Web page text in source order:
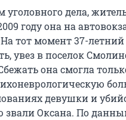
уголовного дела,
году она на
На тот момент 37-
увез в поселок
она смогла
девушки и
звали Оксана. По